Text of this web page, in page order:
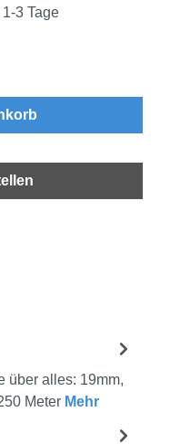
3 Tage
gewünschten
über alles: 19mm,
Meter Mehr